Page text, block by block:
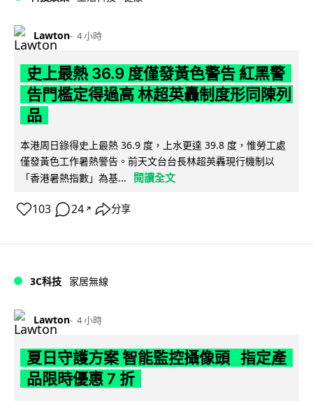
Lawton 4 小時
史上最熱 36.9 度僅發黃色警告 紅黑警
告門檻定得過高 林超英轟制度形同陳列
品
本港周日錄得史上最熱 36.9 度，上水更達 39.8 度，惟勞工處
僅發黃色工作暑熱警告。前天文台台長林超英轟現行機制以
「香港暑熱指數」為基...
閱讀全文
103 24 ↗ 分享
3C科技 家居無線
Lawton 4 小時
夏日守護方案 智能監控攝像頭 指定產
品限時優惠 7 折